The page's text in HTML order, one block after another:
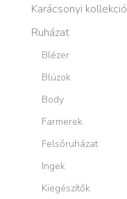
Karácsonyi kollekció
Ruházat
Blézer
Blúzok
Body
Farmerek
Felsőruházat
Ingek
Kiegészítők